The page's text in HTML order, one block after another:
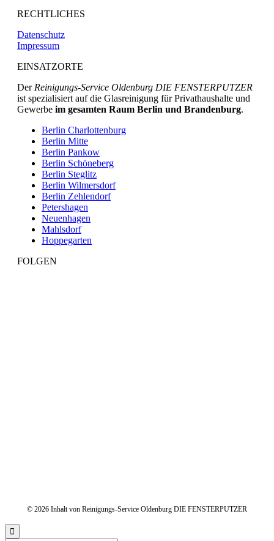
RECHTLICHES
Datenschutz
Impressum
EINSATZORTE
Der Reinigungs-Service Oldenburg DIE FENSTERPUTZER
ist spezialisiert auf die Glasreinigung für Privathaushalte und
Gewerbe im gesamten Raum Berlin und Brandenburg.
Berlin Charlottenburg
Berlin Mitte
Berlin Pankow
Berlin Schöneberg
Berlin Steglitz
Berlin Wilmersdorf
Berlin Zehlendorf
Petershagen
Neuenhagen
Mahlsdorf
Hoppegarten
FOLGEN
© 2026 Inhalt von Reinigungs-Service Oldenburg DIE FENSTERPUTZER
